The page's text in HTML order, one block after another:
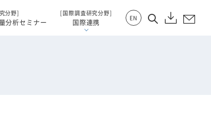
分野]
分析セミナー
[国際調査研究分野]
国際連携 EN